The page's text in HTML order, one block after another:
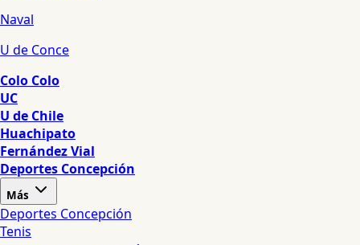
Naval
U de Conce
Colo Colo
UC
U de Chile
Huachipato
Fernández Vial
Deportes Concepción
Más
Deportes Concepción
Tenis